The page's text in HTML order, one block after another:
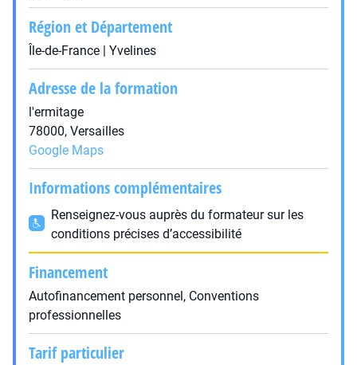
Région et Département
Île-de-France | Yvelines
Adresse de la formation
l'ermitage
78000, Versailles
Google Maps
Informations complémentaires
Renseignez-vous auprès du formateur sur les
conditions précises d’accessibilité
Financement
Autofinancement personnel, Conventions
professionnelles
Tarif particulier